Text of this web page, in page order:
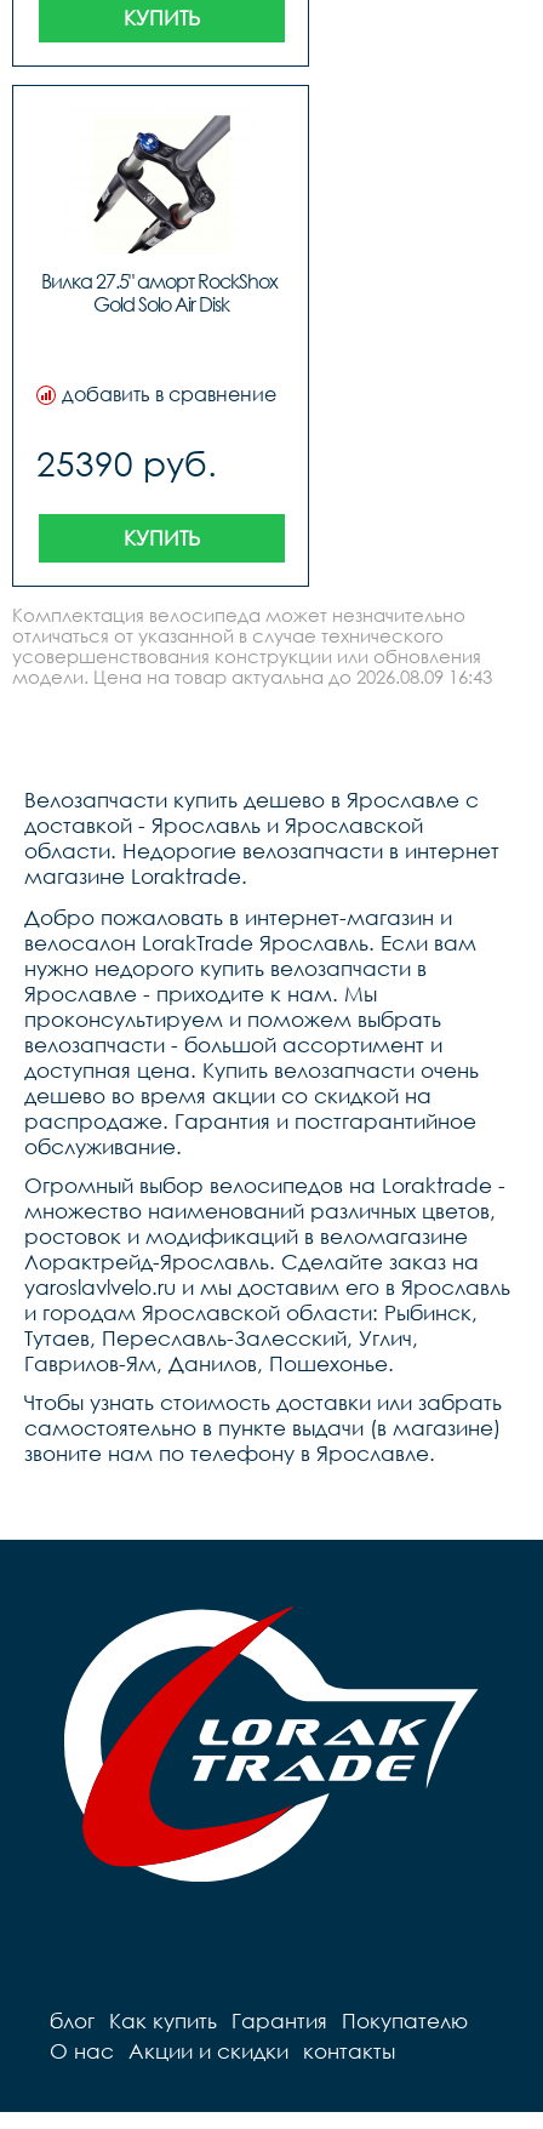
КУПИТЬ
Вилка 27.5" аморт RockShox
Gold Solo Air Disk
добавить в сравнение
25390 руб.
КУПИТЬ
Комплектация велосипеда может незначительно
отличаться от указанной в случае технического
усовершенствования конструкции или обновления
модели. Цена на товар актуальна до 2026.08.09 16:43
Велозапчасти купить дешево в Ярославле с
доставкой - Ярославль и Ярославской
области. Недорогие велозапчасти в интернет
магазине Loraktrade.
Добро пожаловать в интернет-магазин и
велосалон LorakTrade Ярославль. Если вам
нужно недорого купить велозапчасти в
Ярославле - приходите к нам. Мы
проконсультируем и поможем выбрать
велозапчасти - большой ассортимент и
доступная цена. Купить велозапчасти очень
дешево во время акции со скидкой на
распродаже. Гарантия и постгарантийное
обслуживание.
Огромный выбор велосипедов на Loraktrade -
множество наименований различных цветов,
ростовок и модификаций в веломагазине
Лорактрейд-Ярославль. Сделайте заказ на
yaroslavlvelo.ru и мы доставим его в Ярославль
и городам Ярославской области: Рыбинск,
Тутаев, Переславль-Залесский, Углич,
Гаврилов-Ям, Данилов, Пошехонье.
Чтобы узнать стоимость доставки или забрать
самостоятельно в пункте выдачи (в магазине)
звоните нам по телефону в Ярославле.
блог Как купить Гарантия
Покупателю
О нас
Акции и скидки контакты